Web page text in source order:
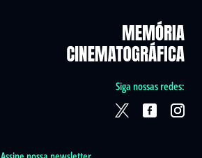
Siga nossas redes: